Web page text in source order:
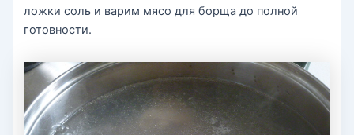
ложки соль и варим мясо для борща до полной
готовности.